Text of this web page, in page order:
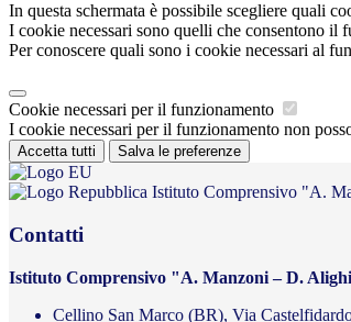
In questa schermata è possibile scegliere quali
I cookie necessari sono quelli che consentono il
Per conoscere quali sono i cookie necessari al
Cookie necessari per il funzionamento
I cookie necessari per il funzionamento non
Accetta tutti Salva le preferenze
Istituto Comprensivo "A.
Contatti
Istituto Comprensivo "A. Manzoni – D.
Cellino San Marco (BR), Via